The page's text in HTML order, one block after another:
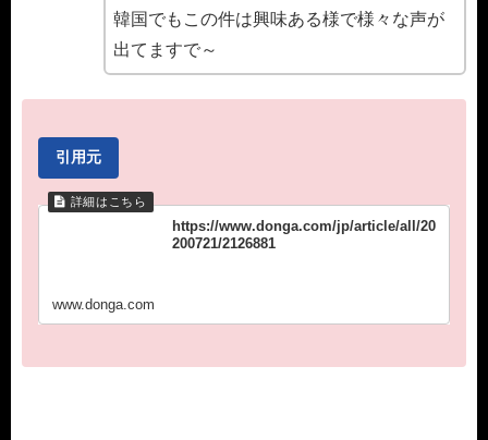
韓国でもこの件は興味ある様で様々な声が
出てますで～
引用元
https://www.donga.com/jp/article/all/20
200721/2126881
www.donga.com